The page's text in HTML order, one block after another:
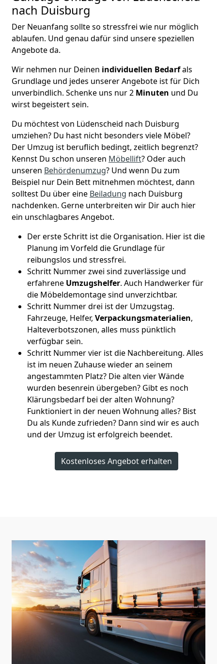
nach Duisburg
Der Neuanfang sollte so stressfrei wie nur möglich
ablaufen. Und genau dafür sind unsere speziellen
Angebote da.
Wir nehmen nur Deinen individuellen Bedarfals
Grundlage und jedes unserer Angebote ist für Dich
unverbindlich. Schenke uns nur 2 Minuten und Du
wirst begeistert sein.
Du möchtest von Lüdenscheid nach Duisburg
umziehen? Du hast nicht besonders viele Möbel?
Der Umzug ist beruflich bedingt, zeitlich begrenzt?
Kennst Du schon unseren Möbellift? Oder auch
unseren Behördenumzug? Und wenn Du zum
Beispiel nur Dein Bett mitnehmen möchtest, dann
solltest Du über eine Beiladung nach Duisburg
nachdenken. Gerne unterbreiten wir Dir auch hier
ein unschlagbares Angebot.
Der erste Schritt ist die Organisation. Hier ist die
Planung im Vorfeld die Grundlage für
reibungslos und stressfrei.
Schritt Nummer zwei sind zuverlässige und
erfahrene Umzugshelfer. Auch Handwerker für
die Möbeldemontage sind unverzichtbar.
Schritt Nummer drei ist der Umzugstag.
Fahrzeuge, Helfer, Verpackungsmaterialien,
Halteverbotszonen, alles muss pünktlich
verfügbar sein.
Schritt Nummer vier ist die Nachbereitung. Alles
ist im neuen Zuhause wieder an seinem
angestammten Platz? Die alten vier Wände
wurden besenrein übergeben? Gibt es noch
Klärungsbedarf bei der alten Wohnung?
Funktioniert in der neuen Wohnung alles? Bist
Du als Kunde zufrieden? Dann sind wir es auch
und der Umzug ist erfolgreich beendet.
Kostenloses Angebot erhalten